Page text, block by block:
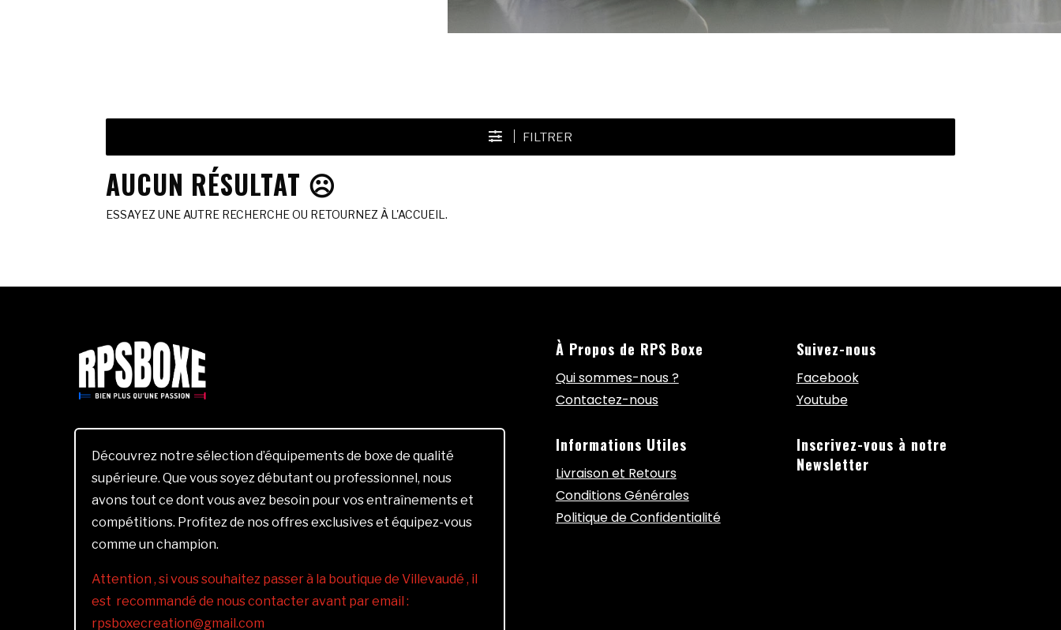
FILTRER
AUCUN RÉSULTAT ☹️
ESSAYEZ UNE AUTRE RECHERCHE OU RETOURNEZ À L'ACCUEIL.
Découvrez notre sélection d’équipements de boxe de qualité
supérieure. Que vous soyez débutant ou professionnel, nous
avons tout ce dont vous avez besoin pour vos entraînements et
compétitions. Profitez de nos offres exclusives et équipez-vous
comme un champion.
Attention , si vous souhaitez passer à la boutique de Villevaudé , il
est recommandé de nous contacter avant par email :
rpsboxecreation@gmail.com
À Propos de RPS Boxe
Qui sommes-nous ?
Contactez-nous
Informations Utiles
Livraison et Retours
Conditions Générales
Politique de Confidentialité
Suivez-nous
Facebook
Youtube
Inscrivez-vous à notre
Newsletter